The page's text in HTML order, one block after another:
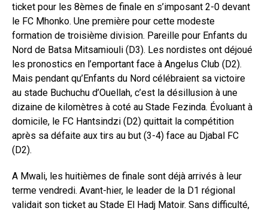
ticket pour les 8èmes de finale en s’imposant 2-0 devant
le FC Mhonko. Une première pour cette modeste
formation de troisième division. Pareille pour Enfants du
Nord de Batsa Mitsamiouli (D3). Les nordistes ont déjoué
les pronostics en l’emportant face à Angelus Club (D2).
Mais pendant qu’Enfants du Nord célébraient sa victoire
au stade Buchuchu d’Ouellah, c’est la désillusion à une
dizaine de kilomètres à coté au Stade Fezinda. Évoluant à
domicile, le FC Hantsindzi (D2) quittait la compétition
après sa défaite aux tirs au but (3-4) face au Djabal FC
(D2).
A Mwali, les huitièmes de finale sont déjà arrivés à leur
terme vendredi. Avant-hier, le leader de la D1 régional
validait son ticket au Stade El Hadj Matoir. Sans difficulté,